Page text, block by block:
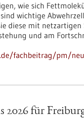
wie sich
wichtige
diese mit
und am
fachbeitrag/pm/
für